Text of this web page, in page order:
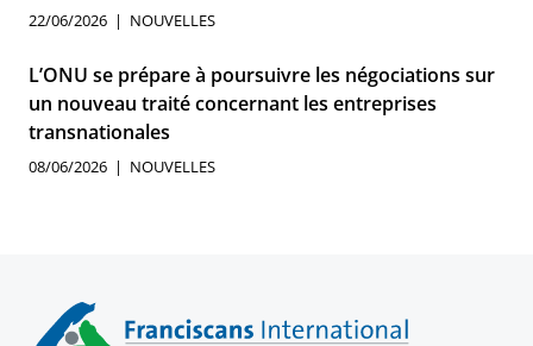
22/06/2026 NOUVELLES
L’ONU se prépare à poursuivre les négociations sur
un nouveau traité concernant les entreprises
transnationales
08/06/2026 NOUVELLES